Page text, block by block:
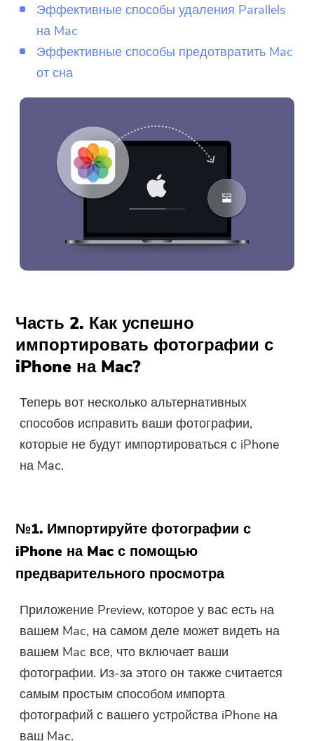
Эффективные способы удаления Parallels
на Mac
Эффективные способы предотвратить Mac
от сна
Часть 2. Как успешно
импортировать фотографии с
iPhone на Mac?
Теперь вот несколько альтернативных
способов исправить ваши фотографии,
которые не будут импортироваться с iPhone
на Mac.
№1. Импортируйте фотографии с
iPhone на Mac с помощью
предварительного просмотра
Приложение Preview, которое у вас есть на
вашем Mac, на самом деле может видеть на
вашем Mac все, что включает ваши
фотографии. Из-за этого он также считается
самым простым способом импорта
фотографий с вашего устройства iPhone на
ваш Mac.
Вы почти закончили.
Подпишитесь на наши лучшие
предложения и новости о
приложениях iMyMac.
Горячая подсказка
Это программное обеспечение
можно только скачать. Это
программное обеспечение
можно загрузить и
использовать только на Mac.